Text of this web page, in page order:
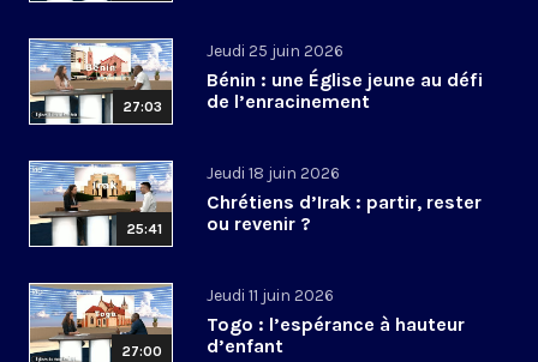
27:03
Jeudi 25 juin 2026
Bénin : une Église jeune au défi
de l’enracinement
25:41
Jeudi 18 juin 2026
Chrétiens d’Irak : partir, rester
ou revenir ?
27:00
Jeudi 11 juin 2026
Togo : l’espérance à hauteur
d’enfant